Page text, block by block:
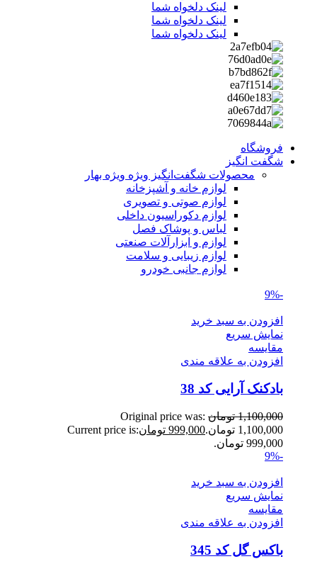
لینک دلخواه شما
لینک دلخواه شما
لینک دلخواه شما
فروشگاه
شگفت انگیز
محصولات شگفت‌انگیز ویژه ویژه بهار
لوازم خانه و آشپزخانه
لوازم صوتی و تصویری
لوازم دکوراسیون داخلی
لباس و پوشاک فصل
لوازم و ابزارآلات صنعتی
لوازم زیبایی و سلامت
لوازم جانبی خودرو
-9%
افزودن به سبد خرید
نمایش سریع
مقايسه
افزودن به علاقه مندی
بادکنک آرایی کد 38
1,100,000 تومان Original price was:
1,100,000 تومان.
999,000 تومانCurrent price is:
999,000 تومان.
-9%
افزودن به سبد خرید
نمایش سریع
مقايسه
افزودن به علاقه مندی
باکس گل کد 345